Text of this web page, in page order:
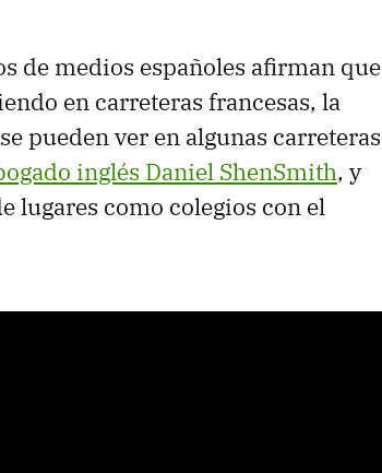
de medios españoles afirman que
en carreteras francesas, la
pueden ver en algunas carreteras
inglés Daniel ShenSmith, y
lugares como colegios con el